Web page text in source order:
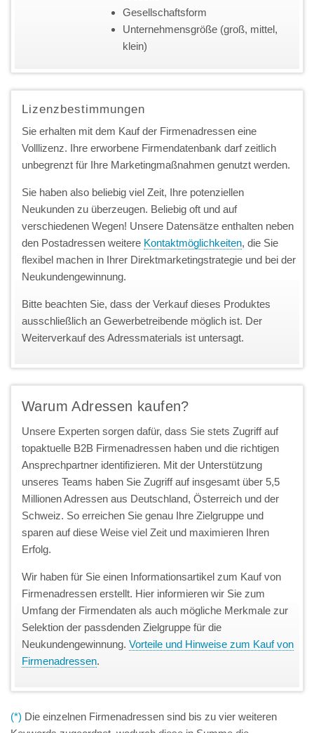
Gesellschaftsform
Unternehmensgröße (groß, mittel,
klein)
Lizenzbestimmungen
Sie erhalten mit dem Kauf der Firmenadressen eine
Volllizenz. Ihre erworbene Firmendatenbank darf zeitlich
unbegrenzt für Ihre Marketingmaßnahmen genutzt werden.
Sie haben also beliebig viel Zeit, Ihre potenziellen
Neukunden zu überzeugen. Beliebig oft und auf
verschiedenen Wegen! Unsere Datensätze enthalten neben
den Postadressen weitere Kontaktmöglichkeiten, die Sie
flexibel machen in Ihrer Direktmarketingstrategie und bei der
Neukundengewinnung.
Bitte beachten Sie, dass der Verkauf dieses Produktes
ausschließlich an Gewerbetreibende möglich ist. Der
Weiterverkauf des Adressmaterials ist untersagt.
Warum Adressen kaufen?
Unsere Experten sorgen dafür, dass Sie stets Zugriff auf
topaktuelle B2B Firmenadressen haben und die richtigen
Ansprechpartner identifizieren. Mit der Unterstützung
unseres Teams haben Sie Zugriff auf insgesamt über 5,5
Millionen Adressen aus Deutschland, Österreich und der
Schweiz. So erreichen Sie genau Ihre Zielgruppe und
sparen auf diese Weise viel Zeit und maximieren Ihren
Erfolg.
Wir haben für Sie einen Informationsartikel zum Kauf von
Firmenadressen erstellt. Hier informieren wir Sie zum
Umfang der Firmendaten als auch mögliche Merkmale zur
Selektion der passdenden Zielgruppe für die
Neukundengewinnung. Vorteile und Hinweise zum Kauf von
Firmenadressen.
(*) Die einzelnen Firmenadressen sind bis zu vier weiteren